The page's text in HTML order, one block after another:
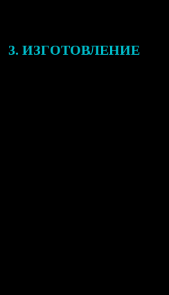
3. ИЗГОТОВЛЕНИЕ